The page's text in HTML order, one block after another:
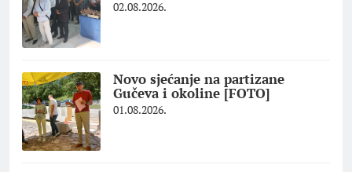
02.08.2026.
Novo sjećanje na partizane
Gučeva i okoline [FOTO]
01.08.2026.